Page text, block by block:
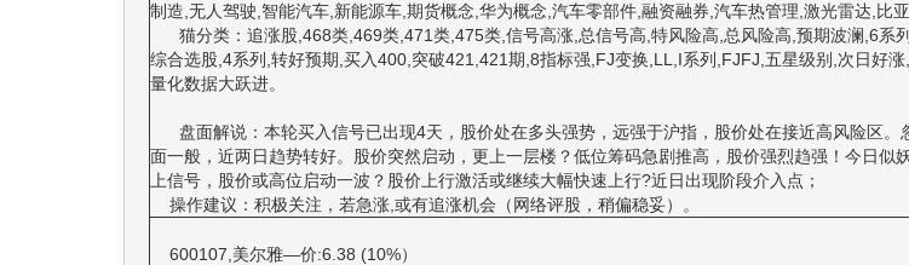
制造,无人驾驶,智能汽车,新能源车,期货概念,华为概念,汽车零部件,融资融券,汽车热管理,激光雷达,比
猫分类：追涨股,468类,469类,471类,475类,信号高涨,总信号高,特风险高,总风险高,预期波澜,6系
综合选股,4系列,转好预期,买入400,突破421,421期,8指标强,FJ变换,LL,I系列,FJFJ,五星级别,次日好涨
量化数据大跃进。
盘面解说：本轮买入信号已出现4天，股价处在多头强势，远强于沪指，股价处在接近高风险区。
面一般，近两日趋势转好。股价突然启动，更上一层楼？低位筹码急剧推高，股价强烈趋强！今日似
上信号，股价或高位启动一波？股价上行激活或继续大幅快速上行?近日出现阶段介入点；
操作建议：积极关注，若急涨,或有追涨机会（网络评股，稍偏稳妥）。
600107,美尔雅—价:6.38 (10%）